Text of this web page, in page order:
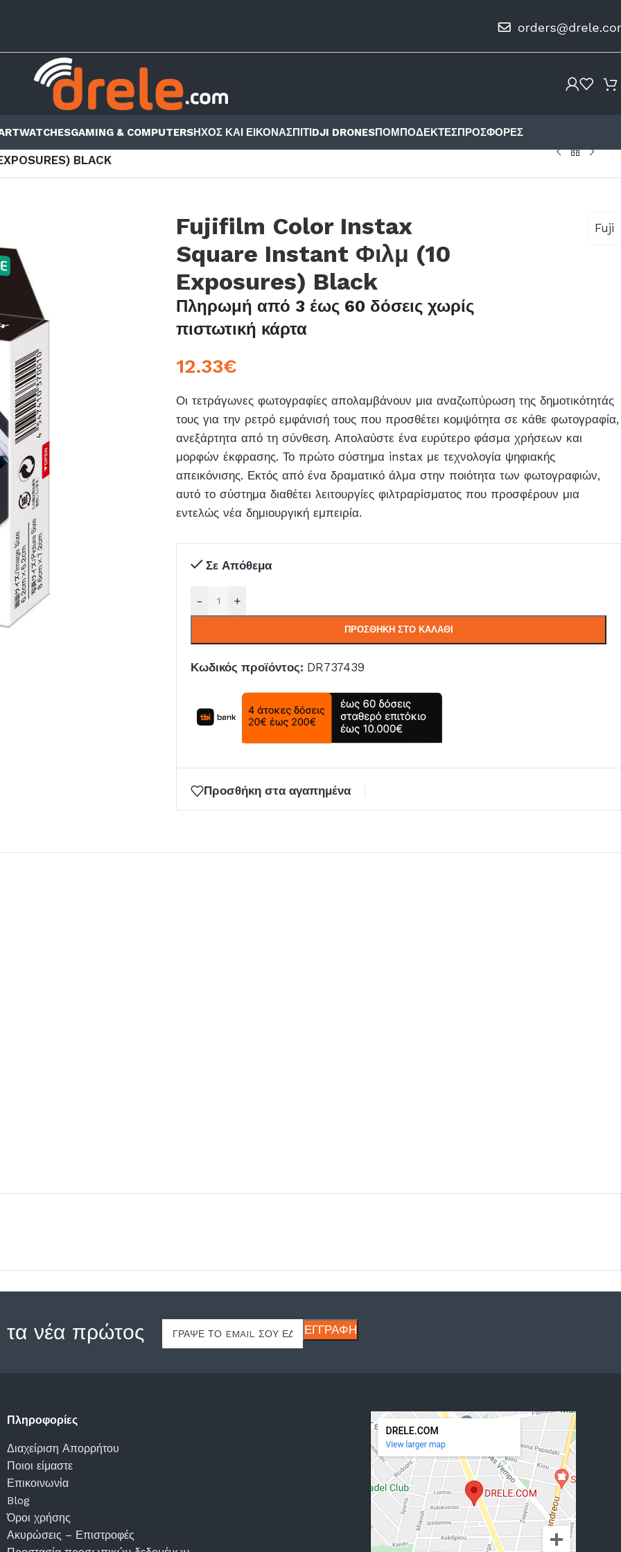
GAMING & COMPUTERSΗΧΟΣ ΚΑΙ ΕΙΚΟΝΑΣΠΙΤΙDJI DRONESΠΟΜΠΟΔΈΚΤΕΣΠΡΟΣΦΟΡΈΣ
BLACK
Fujifilm Color Instax
Square Instant Φιλμ (10
Exposures) Black
Πληρωμή από 3 έως 60 δόσεις χωρίς
πιστωτική κάρτα
Fuji
12.33€
Οι τετράγωνες φωτογραφίες απολαμβάνουν μια αναζωπύρωση της δημοτικότητάς
τους για την ρετρό εμφάνισή τους που προσθέτει κομψότητα σε κάθε φωτογραφία,
ανεξάρτητα από τη σύνθεση. Απολαύστε ένα ευρύτερο φάσμα χρήσεων και
μορφών έκφρασης. Το πρώτο σύστημα instax με τεχνολογία ψηφιακής
απεικόνισης. Εκτός από ένα δραματικό άλμα στην ποιότητα των φωτογραφιών,
αυτό το σύστημα διαθέτει λειτουργίες φιλτραρίσματος που προσφέρουν μια
εντελώς νέα δημιουργική εμπειρία.
Σε Απόθεμα
- +
ΠΡΟΣΘΉΚΗ ΣΤΟ ΚΑΛΆΘΙ
Κωδικός προϊόντος: DR737439
Προσθήκη στα αγαπημένα
νέα πρώτος
Πληροφορίες
Διαχείριση Απορρήτου
Ποιοι είμαστε
Επικοινωνία
Blog
Όροι χρήσης
Ακυρώσεις – Επιστροφές